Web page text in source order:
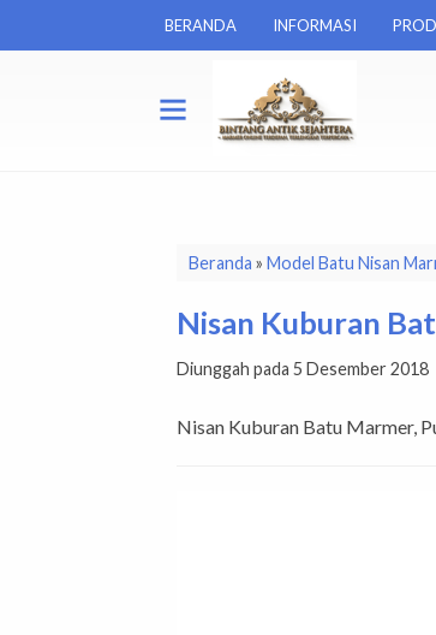
BERANDA INFORMASI
Beranda » Model Batu Nisan
Nisan Kuburan
Diunggah pada 5 Desember 2018
Nisan Kuburan Batu Marmer,